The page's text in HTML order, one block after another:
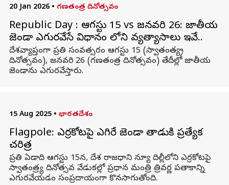
20 Jan 2026 • గణతంత్ర దినోత్సవం
Republic Day : ఆగస్టు 15 vs జనవరి 26: జాతీయ
జెండా ఎగురవేసే విధానం లోని వ్యత్యాసాలు ఇవే..
దేశవ్యాప్తంగా ప్రతి సంవత్సరం ఆగస్టు 15 (స్వాతంత్య్ర
దినోత్సవం), జనవరి 26 (గణతంత్ర దినోత్సవం) తేదీల్లో జాతీయ
జెండాను ఎగురవేస్తారు.
15 Aug 2025 • భారతదేశం
Flagpole: ఎర్రకోటపై ఎగిరే జెండా తాడుకి ప్రత్యేక
చరిత్ర
ప్రతి ఏడాది ఆగస్టు 15న, దేశ రాజధాని న్యూ దిల్లీలోని ఎర్రకోటపై
స్వాతంత్ర్య దినోత్సవ వేడుకల్లో ప్రధాన మంత్రి త్రివర్ణ పతాకాన్ని
ఎగురవేయడం సంప్రదాయంగా కొనసాగుతోంది.